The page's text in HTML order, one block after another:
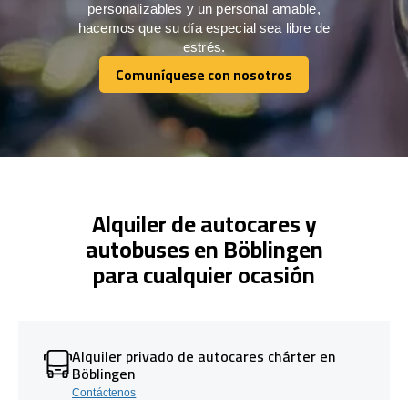
personalizables y un personal amable,
hacemos que su día especial sea libre de
estrés.
Comuníquese con nosotros
Comuníquese con nosotros
Alquiler de autocares y
autobuses en Böblingen
para cualquier ocasión
Alquiler privado de autocares chárter en
Böblingen
Contáctenos